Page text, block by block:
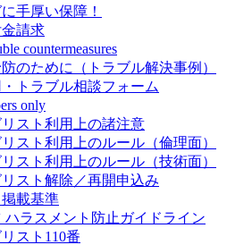
手厚い保障！
請求
countermeasures
防のために（トラブル解決事例）
トラブル相談フォーム
only
リスト利用上の諸注意
スト利用上のルール（倫理面）
スト利用上のルール（技術面）
リスト解除／再開申込み
載基準
ハラスメント防止ガイドライン
スト110番